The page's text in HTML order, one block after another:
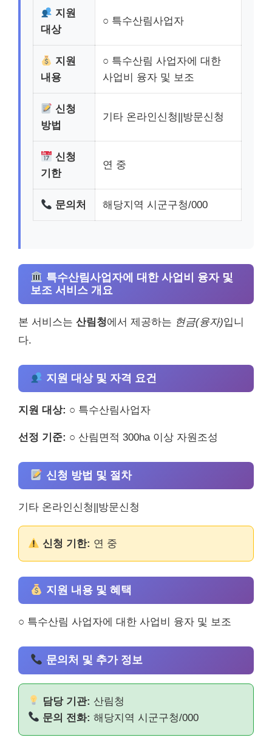
지원
대상
○ 특수산림사업자
지원
내용
○ 특수산림 사업자에 대한
사업비 융자 및 보조
신청
방법
기타 온라인신청||방문신청
신청
기한
연 중
문의처 해당지역 시군구청/000
특수산림사업자에 대한 사업비 융자 및
보조 서비스 개요
본 서비스는 산림청에서 제공하는 현금(융자)입니
다.
지원 대상 및 자격 요건
지원 대상: ○ 특수산림사업자
선정 기준: ○ 산림면적 300ha 이상 자원조성
신청 방법 및 절차
기타 온라인신청||방문신청
신청 기한: 연 중
지원 내용 및 혜택
○ 특수산림 사업자에 대한 사업비 융자 및 보조
문의처 및 추가 정보
담당 기관: 산림청
문의 전화: 해당지역 시군구청/000